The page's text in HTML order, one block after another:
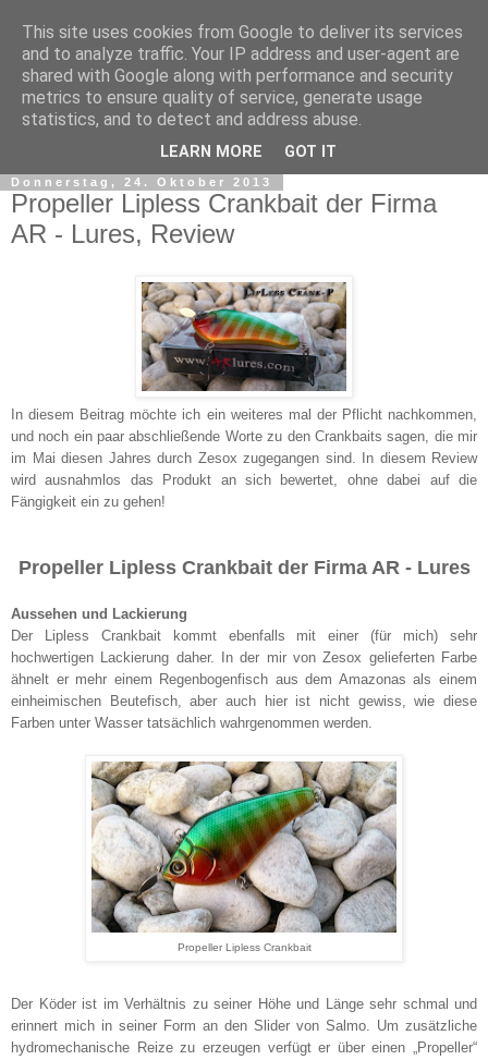
Donnerstag, 24. Oktober 2013
Propeller Lipless Crankbait der Firma
AR - Lures, Review
In diesem Beitrag möchte ich ein weiteres mal der Pflicht nachkommen,
und noch ein paar abschließende Worte zu den Crankbaits sagen, die mir
im Mai diesen Jahres durch Zesox zugegangen sind. In diesem Review
wird ausnahmlos das Produkt an sich bewertet, ohne dabei auf die
Fängigkeit ein zu gehen!
Propeller Lipless Crankbait der Firma AR - Lures
Aussehen und Lackierung
Der Lipless Crankbait kommt ebenfalls mit einer (für mich) sehr
hochwertigen Lackierung daher. In der mir von Zesox gelieferten Farbe
ähnelt er mehr einem Regenbogenfisch aus dem Amazonas als einem
einheimischen Beutefisch, aber auch hier ist nicht gewiss, wie diese
Farben unter Wasser tatsächlich wahrgenommen werden.
Propeller Lipless Crankbait
Der Köder ist im Verhältnis zu seiner Höhe und Länge sehr schmal und
erinnert mich in seiner Form an den Slider von Salmo. Um zusätzliche
hydromechanische Reize zu erzeugen verfügt er über einen „Propeller“
This site uses cookies from Google to deliver its services
and to analyze traffic. Your IP address and user-agent are
shared with Google along with performance and security
metrics to ensure quality of service, generate usage
statistics, and to detect and address abuse.
LEARN MORE GOT IT